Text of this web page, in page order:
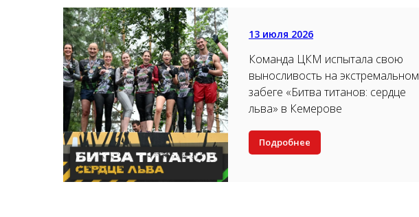
13 июля 2026
Команда ЦКМ испытала свою
выносливость на экстремальном
забеге «Битва титанов: сердце
льва» в Кемерове
Подробнее